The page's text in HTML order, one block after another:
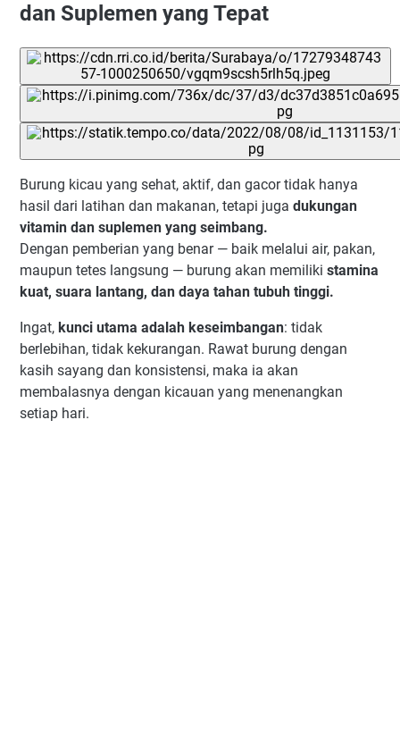
dan Suplemen yang Tepat
Burung kicau yang sehat, aktif, dan gacor tidak hanya
hasil dari latihan dan makanan, tetapi juga dukungan
vitamin dan suplemen yang seimbang.
Dengan pemberian yang benar — baik melalui air, pakan,
maupun tetes langsung — burung akan memiliki stamina
kuat, suara lantang, dan daya tahan tubuh tinggi.
Ingat, kunci utama adalah keseimbangan: tidak
berlebihan, tidak kekurangan. Rawat burung dengan
kasih sayang dan konsistensi, maka ia akan
membalasnya dengan kicauan yang menenangkan
setiap hari.